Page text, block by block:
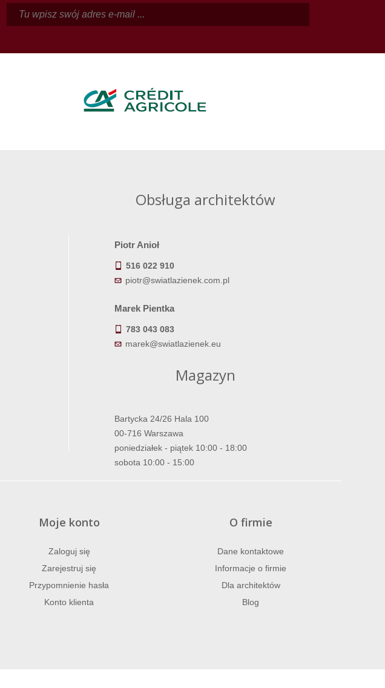
Obsługa architektów
Piotr Anioł
516 022 910
piotr@swiatlazienek.com.pl
Marek Pientka
783 043 083
marek@swiatlazienek.eu
Magazyn
Bartycka 24/26 Hala 100
00-716 Warszawa
poniedziałek - piątek 10:00 - 18:00
sobota 10:00 - 15:00
Moje konto
Zaloguj się
Zarejestruj się
Przypomnienie hasła
Konto klienta
O firmie
Dane kontaktowe
Informacje o firmie
Dla architektów
Blog